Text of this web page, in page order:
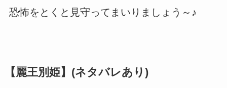
恐怖をとくと見守ってまいりましょう～♪
【麗王別姫】(ネタバレあり)